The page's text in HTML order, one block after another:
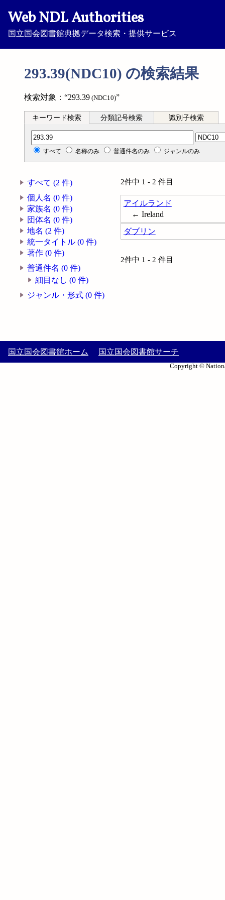
Web NDL Authorities
国立国会図書館典拠データ検索・提供サービス
293.39(NDC10) の検索結果
検索対象：“293.39 (NDC10)”
キーワード検索 分類記号検索 識別子検索
分類記号検索
すべて 名称のみ 普通件名のみ ジャンルのみ
すべて (2 件)
個人名 (0 件)
家族名 (0 件)
団体名 (0 件)
地名 (2 件)
統一タイトル (0 件)
著作 (0 件)
普通件名 (0 件)
細目なし (0 件)
ジャンル・形式 (0 件)
2件中 1 - 2 件目
アイルランド
← Ireland
ダブリン
2件中 1 - 2 件目
国立国会図書館ホーム 国立国会図書館サーチ
Copyright ©